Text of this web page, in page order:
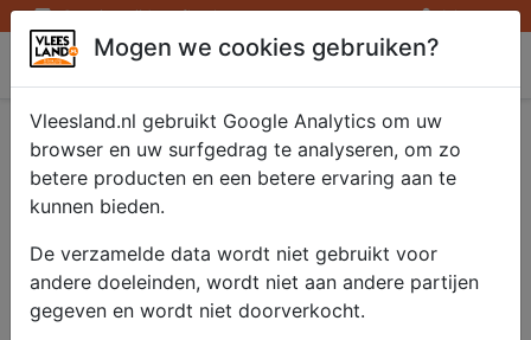
Openingstijden afhaalpunten Inloggen
Vleesland
Diversen - Diversen
Mogen we cookies gebruiken?
Vleesland.nl gebruikt Google Analytics om uw
browser en uw surfgedrag te analyseren, om zo
betere producten en een betere ervaring aan te
kunnen bieden.
De verzamelde data wordt niet gebruikt voor
andere doeleinden, wordt niet aan andere partijen
gegeven en wordt niet doorverkocht.